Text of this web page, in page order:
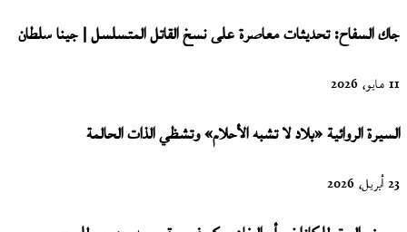
جاك السفاح: تحديثات معاصرة على نسخ القاتل المتسلسل | جينا سلطان
11 مايو، 2026
السيرة الروائية «بلاد لا تشبه الأحلام» وتشظي الذات الحالمة
23 أبريل، 2026